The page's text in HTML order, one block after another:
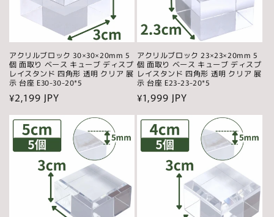
アクリルブロック 30×30×20mm 5
個 面取り ベース キューブ ディスプ
レイスタンド 四角形 透明 クリア 展
示 台座 E30-30-20*5
通
常
格
¥2,199 JPY
アクリルブロック 23×23×20mm 5
個 面取り ベース キューブ ディスプ
レイスタンド 四角形 透明 クリア 展
示 台座 E23-23-20*5
通
常
格
¥1,999 JPY